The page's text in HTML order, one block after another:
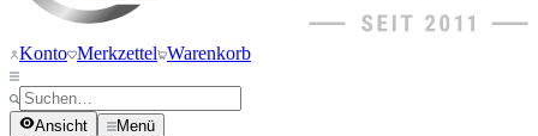
Konto Merkzettel Warenkorb
Ansicht Menü